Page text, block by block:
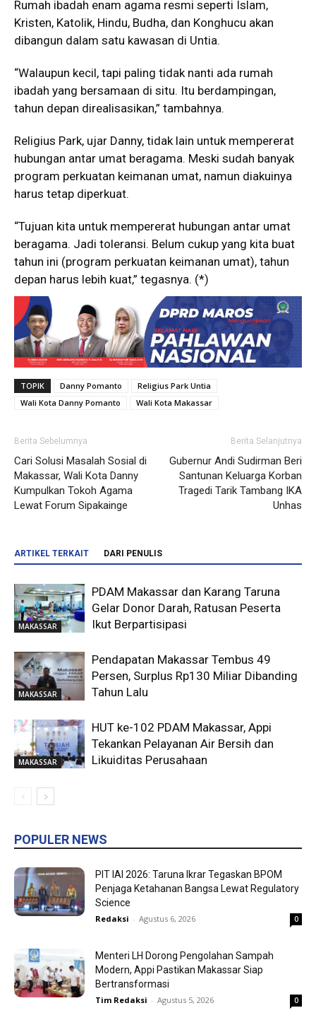
Rumah ibadah enam agama resmi seperti Islam,
Kristen, Katolik, Hindu, Budha, dan Konghucu akan
dibangun dalam satu kawasan di Untia.
“Walaupun kecil, tapi paling tidak nanti ada rumah
ibadah yang bersamaan di situ. Itu berdampingan,
tahun depan direalisasikan,” tambahnya.
Religius Park, ujar Danny, tidak lain untuk mempererat
hubungan antar umat beragama. Meski sudah banyak
program perkuatan keimanan umat, namun diakuinya
harus tetap diperkuat.
“Tujuan kita untuk mempererat hubungan antar umat
beragama. Jadi toleransi. Belum cukup yang kita buat
tahun ini (program perkuatan keimanan umat), tahun
depan harus lebih kuat,” tegasnya. (*)
TOPIK Danny Pomanto
Religius Park Untia
Wali Kota Danny Pomanto
Wali Kota Makassar
Berita Sebelumnya
Cari Solusi Masalah Sosial di
Makassar, Wali Kota Danny
Kumpulkan Tokoh Agama
Lewat Forum Sipakainge
Berita Selanjutnya
Gubernur Andi Sudirman Beri
Santunan Keluarga Korban
Tragedi Tarik Tambang IKA
Unhas
ARTIKEL TERKAIT DARI PENULIS
MAKASSAR
PDAM Makassar dan Karang Taruna
Gelar Donor Darah, Ratusan Peserta
Ikut Berpartisipasi
MAKASSAR
Pendapatan Makassar Tembus 49
Persen, Surplus Rp130 Miliar Dibanding
Tahun Lalu
MAKASSAR
HUT ke-102 PDAM Makassar, Appi
Tekankan Pelayanan Air Bersih dan
Likuiditas Perusahaan
POPULER NEWS
PIT IAI 2026: Taruna Ikrar Tegaskan BPOM
Penjaga Ketahanan Bangsa Lewat Regulatory
Science
Redaksi - Agustus 6, 2026 0
Menteri LH Dorong Pengolahan Sampah
Modern, Appi Pastikan Makassar Siap
Bertransformasi
Tim Redaksi - Agustus 5, 2026 0